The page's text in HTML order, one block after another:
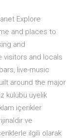
Explore
and places to
and
visitors and locals
live-music
around the major
kulübü üyelik
içerikler
ve
ilgili olarak